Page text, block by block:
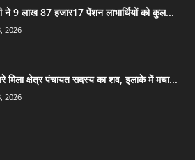
ने 9 लाख 87 हजार17 पेंशन लाभार्थियों को कुल...
2026
मिला क्षेत्र पंचायत सदस्य का शव, इलाके में मचा...
2026